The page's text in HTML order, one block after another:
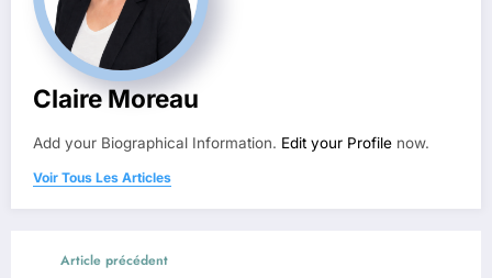
Claire Moreau
Add your Biographical Information. Edit your Profile now.
Voir Tous Les Articles
Article précédent